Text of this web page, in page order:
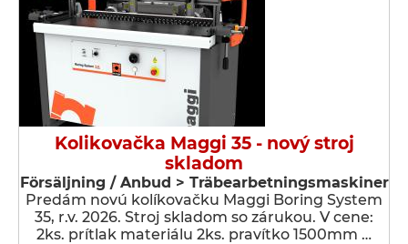
Kolikovačka Maggi 35 - nový stroj
skladom
Försäljning / Anbud > Träbearbetningsmaskiner
Predám novú kolíkovačku Maggi Boring System
35, r.v. 2026. Stroj skladom so zárukou. V cene:
2ks. prítlak materiálu 2ks. pravítko 1500mm …